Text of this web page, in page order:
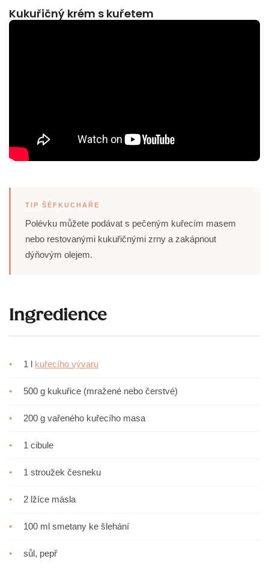
Kukuřičný krém s kuřetem
TIP ŠÉFKUCHAŘE
Polévku můžete podávat s pečeným kuřecím masem
nebo restovanými kukuřičnými zrny a zakápnout
dýňovým olejem.
Ingredience
• 1 l kuřecího vývaru
• 500 g kukuřice (mražené nebo čerstvé)
• 200 g vařeného kuřecího masa
• 1 cibule
• 1 stroužek česneku
• 2 lžíce másla
• 100 ml smetany ke šlehání
• sůl, pepř